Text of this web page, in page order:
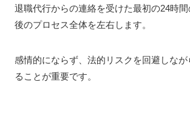
退職代行からの連絡を受けた最初の24時
後のプロセス全体を左右します。
感情的にならず、法的リスクを回避しな
ることが重要です。